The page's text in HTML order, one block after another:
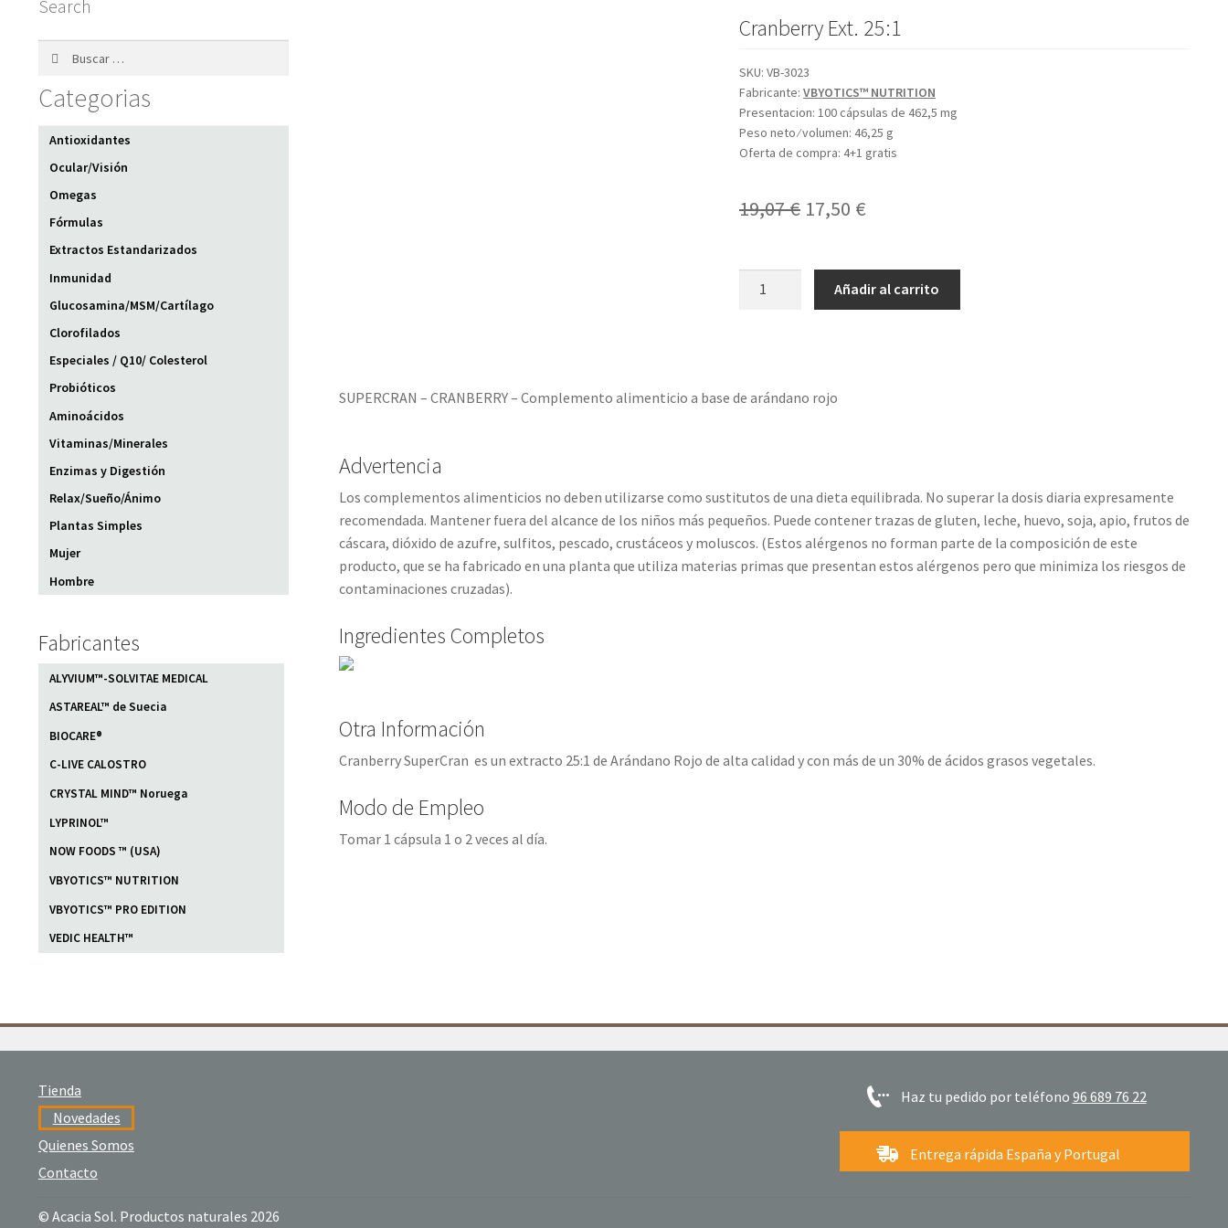
Cranberry Ext. 25:1
SKU: VB-3023
Fabricante: VBYOTICS™ NUTRITION
Presentacion: 100 cápsulas de 462,5 mg
Peso neto ⁄ volumen: 46,25 g
Oferta de compra: 4+1 gratis
19,07€ El
original
era:
17,50 €
actual
es:
Añadir al carrito
SUPERCRAN – CRANBERRY – Complemento alimenticio a base de arándano rojo
Advertencia
Los complementos alimenticios no deben utilizarse como sustitutos de una dieta equilibrada. No superar la dosis diaria expresamente
recomendada. Mantener fuera del alcance de los niños más pequeños. Puede contener trazas de gluten, leche, huevo, soja, apio, frutos de
cáscara, dióxido de azufre, sulfitos, pescado, crustáceos y moluscos. (Estos alérgenos no forman parte de la composición de este
producto, que se ha fabricado en una planta que utiliza materias primas que presentan estos alérgenos pero que minimiza los riesgos de
contaminaciones cruzadas).
Ingredientes Completos
Otra Información
Cranberry SuperCran es un extracto 25:1 de Arándano Rojo de alta calidad y con más de un 30% de ácidos grasos vegetales.
Modo de Empleo
Tomar 1 cápsula 1 o 2 veces al día.
Search
Categorias
Antioxidantes
Ocular/Visión
Omegas
Fórmulas
Extractos Estandarizados
Inmunidad
Glucosamina/MSM/Cartílago
Clorofilados
Especiales / Q10/ Colesterol
Probióticos
Aminoácidos
Vitaminas/Minerales
Enzimas y Digestión
Relax/Sueño/Ánimo
Plantas Simples
Mujer
Hombre
Fabricantes
ALYVIUM™-SOLVITAE MEDICAL
ASTAREAL™ de Suecia
BIOCARE®
C-LIVE CALOSTRO
CRYSTAL MIND™ Noruega
LYPRINOL™
NOW FOODS ™ (USA)
VBYOTICS™ NUTRITION
VBYOTICS™ PRO EDITION
VEDIC HEALTH™
Tienda
Novedades
Quienes Somos
Contacto
Haz tu pedido por teléfono 96 689 76 22
Entrega rápida España y Portugal
© Acacia Sol. Productos naturales 2026